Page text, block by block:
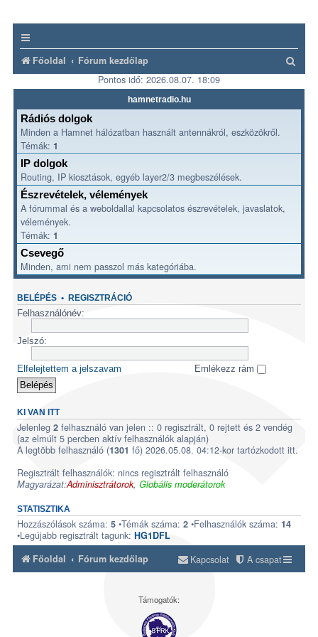
Főoldal Fórum kezdőlap
é
Pontos idő: 2026.08.07. 18:09
hamnetradio.hu
Rádiós dolgok
Minden a Hamnet hálózatban használt antennákról, eszközökről.
Témák: 1
IP dolgok
Routing, IP kiosztások, egyéb layer2/3 megbeszélések.
Észrevételek, vélemények
A fórummal és a weboldallal kapcsolatos észrevételek, javaslatok,
vélemények.
Témák:1
Csevegő
Minden, ami nem passzol más kategóriába.
BELÉPÉS • REGISZTRÁCIÓ
Felhasználónév:
Jelszó:
Elfelejtettem a jelszavam Emlékezz rám
KI VAN ITT
Jelenleg2 felhasználó van jelen :: 0 regisztrált, 0 rejtett és 2 vendég
(az elmúlt 5 percben aktív felhasználók alapján)
A legtöbb felhasználó (1301 fő) 2026.05.08. 04:12-kor tartózkodott itt.
Regisztrált felhasználók: nincs regisztrált felhasználó
Magyarázat:Adminisztrátorok,Globális moderátorok
STATISZTIKA
Hozzászólások száma:5 •Témák száma:2 •Felhasználók száma:14
•Legújabb regisztrált tagunk:HG1DFL
Főoldal
Fórum kezdőlap A csapat
Kapcsolat
Támogatók: